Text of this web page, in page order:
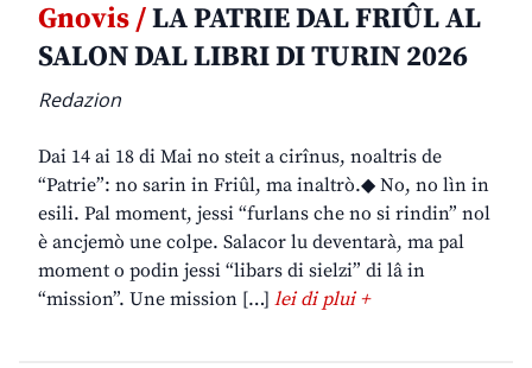
Gnovis /LA PATRIE DAL FRIÛL AL
SALON DAL LIBRI DI TURIN 2026
Redazion
Dai 14 ai 18 di Mai no steit a cirînus, noaltris de
“Patrie”: no sarin in Friûl, ma inaltrò.◆ No, no lìn in
esili. Pal moment, jessi “furlans che no si rindin” nol
è ancjemò une colpe. Salacor lu deventarà, ma pal
moment o podin jessi “libars di sielzi” di lâ in
“mission”. Une mission […] lei di plui +